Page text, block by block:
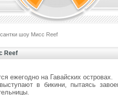
шоу Мисс Reef
Reef
ежегодно на Гавайских островах.
в бикини, пытаясь